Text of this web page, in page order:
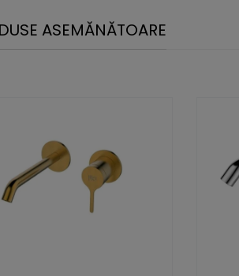
ASEMĂNĂTOARE